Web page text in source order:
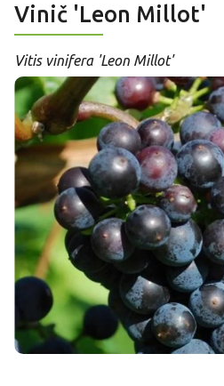
Vinič 'Leon Millot'
Vitis vinifera 'Leon Millot'